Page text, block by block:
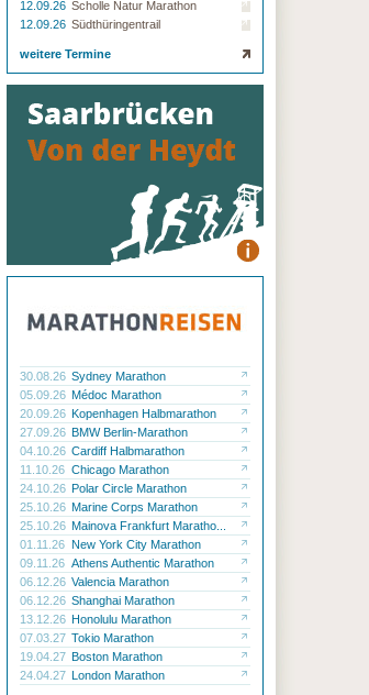
12.09.26 Scholle Natur Marathon
12.09.26 Südthüringentrail
weitere Termine
30.08.26 Sydney Marathon
05.09.26 Médoc Marathon
20.09.26 Kopenhagen Halbmarathon
27.09.26 BMW Berlin-Marathon
04.10.26 Cardiff Halbmarathon
11.10.26 Chicago Marathon
24.10.26 Polar Circle Marathon
25.10.26 Marine Corps Marathon
25.10.26 Mainova Frankfurt Maratho...
01.11.26 New York City Marathon
09.11.26 Athens Authentic Marathon
06.12.26 Valencia Marathon
06.12.26 Shanghai Marathon
13.12.26 Honolulu Marathon
07.03.27 Tokio Marathon
19.04.27 Boston Marathon
24.04.27 London Marathon